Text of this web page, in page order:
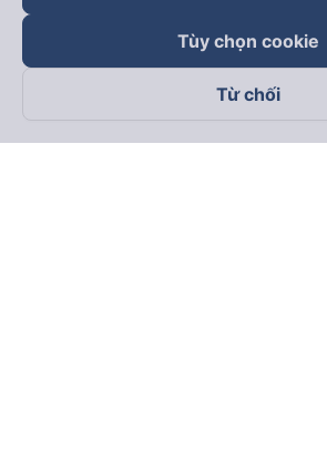
Theo dõi chúng tôi trên
Tùy chọn cookie
Từ chối